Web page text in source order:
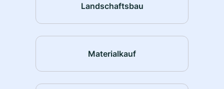
Landschaftsbau
Materialkauf